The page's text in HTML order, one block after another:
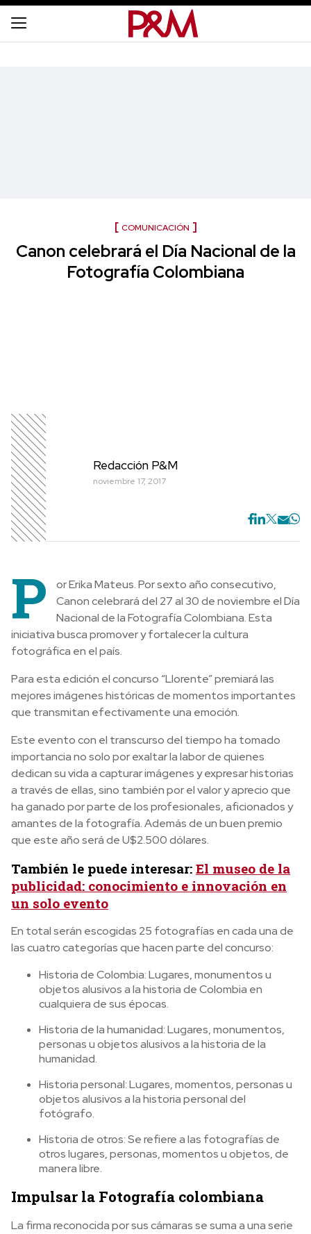
COMUNICACIÓN
Canon celebrará el Día Nacional de la
Fotografía Colombiana
Redacción P&M
noviembre 17, 2017
P
or Erika Mateus. Por sexto año consecutivo,
Canon celebrará del 27 al 30 de noviembre el Día
Nacional de la Fotografía Colombiana. Esta
iniciativa busca promover y fortalecer la cultura
fotográfica en el país.
Para esta edición el concurso “Llorente” premiará las
mejores imágenes históricas de momentos importantes
que transmitan efectivamente una emoción.
Este evento con el transcurso del tiempo ha tomado
importancia no solo por exaltar la labor de quienes
dedican su vida a capturar imágenes y expresar historias
a través de ellas, sino también por el valor y aprecio que
ha ganado por parte de los profesionales, aficionados y
amantes de la fotografía. Además de un buen premio
que este año será de U$2.500 dólares.
También le puede interesar: El museo de la
publicidad: conocimiento e innovación en
un solo evento
En total serán escogidas 25 fotografías en cada una de
las cuatro categorías que hacen parte del concurso:
Historia de Colombia: Lugares, monumentos u
objetos alusivos a la historia de Colombia en
cualquiera de sus épocas.
Historia de la humanidad: Lugares, monumentos,
personas u objetos alusivos a la historia de la
humanidad.
Historia personal: Lugares, momentos, personas u
objetos alusivos a la historia personal del
fotógrafo.
Historia de otros: Se refiere a las fotografías de
otros lugares, personas, momentos u objetos, de
manera libre.
Impulsar la Fotografía colombiana
La firma reconocida por sus cámaras se suma a una serie